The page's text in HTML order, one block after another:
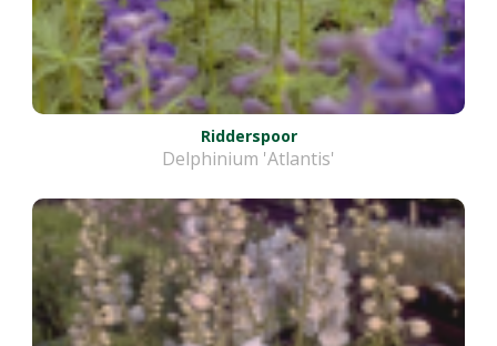
Ridderspoor
Delphinium 'Atlantis'